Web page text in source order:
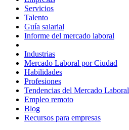
Servicios
Talento
Guía salarial
Informe del mercado laboral
Industrias
Mercado Laboral por Ciudad
Habilidades
Profesiones
Tendencias del Mercado Laboral
Empleo remoto
Blog
Recursos para empresas